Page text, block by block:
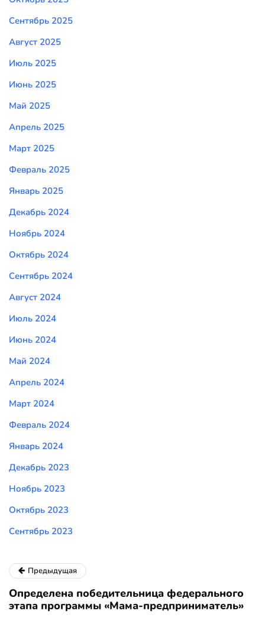
Сентябрь 2025
Август 2025
Июль 2025
Июнь 2025
Май 2025
Апрель 2025
Март 2025
Февраль 2025
Январь 2025
Декабрь 2024
Ноябрь 2024
Октябрь 2024
Сентябрь 2024
Август 2024
Июль 2024
Июнь 2024
Май 2024
Апрель 2024
Март 2024
Февраль 2024
Январь 2024
Декабрь 2023
Ноябрь 2023
Октябрь 2023
Сентябрь 2023
Предыдущая
Определена победительница федерального
этапа программы «Мама-предприниматель»